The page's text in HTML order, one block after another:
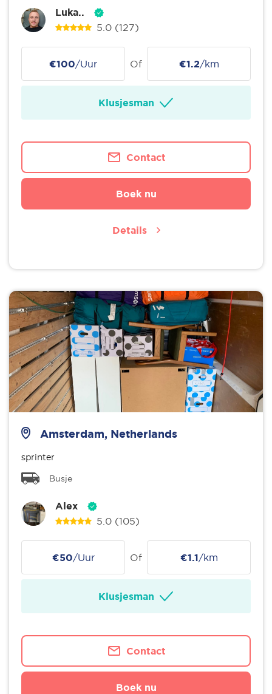
Luka..
5.0 (127)
€100/Uur Of €1.2/km
Klusjesman
Contact
Boek nu
Details
Amsterdam, Netherlands
sprinter
Busje
Alex
5.0 (105)
€50/Uur Of €1.1/km
Klusjesman
Contact
Boek nu